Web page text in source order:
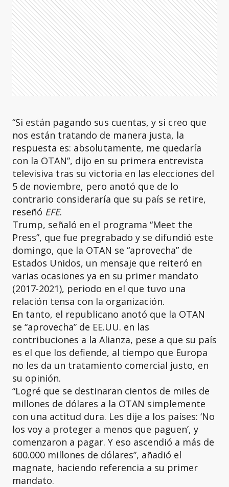
“Si están pagando sus cuentas, y si creo que
nos están tratando de manera justa, la
respuesta es: absolutamente, me quedaría
con la OTAN”, dijo en su primera entrevista
televisiva tras su victoria en las elecciones del
5 de noviembre, pero anotó que de lo
contrario consideraría que su país se retire,
reseñó EFE.
Trump, señaló en el programa “Meet the
Press”, que fue pregrabado y se difundió este
domingo, que la OTAN se “aprovecha” de
Estados Unidos, un mensaje que reiteró en
varias ocasiones ya en su primer mandato
(2017-2021), periodo en el que tuvo una
relación tensa con la organización.
En tanto, el republicano anotó que la OTAN
se “aprovecha” de EE.UU. en las
contribuciones a la Alianza, pese a que su país
es el que los defiende, al tiempo que Europa
no les da un tratamiento comercial justo, en
su opinión.
“Logré que se destinaran cientos de miles de
millones de dólares a la OTAN simplemente
con una actitud dura. Les dije a los países: ‘No
los voy a proteger a menos que paguen’, y
comenzaron a pagar. Y eso ascendió a más de
600.000 millones de dólares”, añadió el
magnate, haciendo referencia a su primer
mandato.